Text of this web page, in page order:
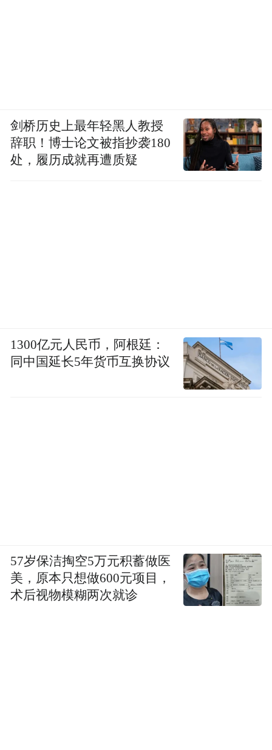
剑桥历史上最年轻黑人教授
辞职！博士论文被指抄袭180
处，履历成就再遭质疑
1300亿元人民币，阿根廷：
同中国延长5年货币互换协议
57岁保洁掏空5万元积蓄做医
美，原本只想做600元项目，
术后视物模糊两次就诊